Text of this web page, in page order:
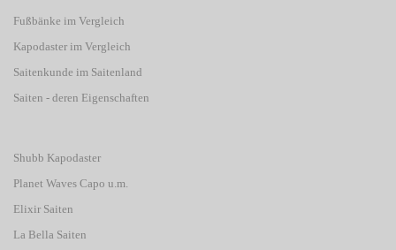
Fußbänke im Vergleich
Kapodaster im Vergleich
Saitenkunde im Saitenland
Saiten - deren Eigenschaften
Shubb Kapodaster
Planet Waves Capo u.m.
Elixir Saiten
La Bella Saiten